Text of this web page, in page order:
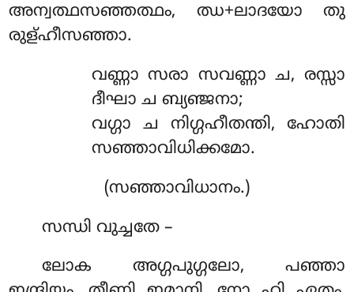
അന്വത്ഥസഞ്ഞത്ഥം, ഝ+ലാദയോ തു
രുള്ഹീസഞ്ഞാ.
വണ്ണാ സരാ സവണ്ണാ ച, രസ്സാ
ദീഘാ ച ബ്യഞ്ജനാ;
വഗ്ഗാ ച നിഗ്ഗഹീതന്തി, ഹോതി
സഞ്ഞാവിധിക്കമോ.
(സഞ്ഞാവിധാനം.)
സന്ധി വുച്ചതേ –
ലോക അഗ്ഗപുഗ്ഗലോ, പഞ്ഞാ